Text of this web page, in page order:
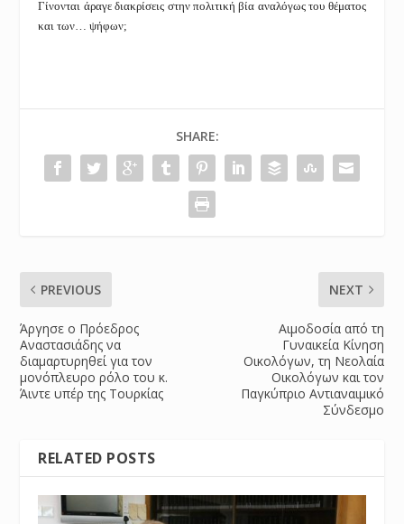
Γίνονται άραγε διακρίσεις στην πολιτική βία αναλόγως του θέματος
και των… ψήφων;
SHARE:
PREVIOUS
Άργησε ο Πρόεδρος
Αναστασιάδης να
διαμαρτυρηθεί για τον
μονόπλευρο ρόλο του κ.
Άιντε υπέρ της Τουρκίας
NEXT
Αιμοδοσία από τη
Γυναικεία Κίνηση
Οικολόγων, τη Νεολαία
Οικολόγων και τον
Παγκύπριο Αντιαναιμικό
Σύνδεσμο
RELATED POSTS